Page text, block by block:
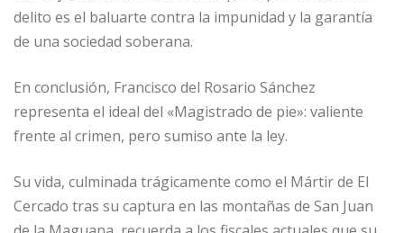
delito es el baluarte contra la impunidad y la garantía
de una sociedad soberana.
En conclusión, Francisco del Rosario Sánchez
representa el ideal del «Magistrado de pie»: valiente
frente al crimen, pero sumiso ante la ley.
Su vida, culminada trágicamente como el Mártir de El
Cercado tras su captura en las montañas de San Juan